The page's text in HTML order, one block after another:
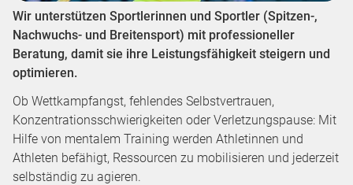
Wir unterstützen Sportlerinnen und Sportler (Spitzen-,
Nachwuchs- und Breitensport) mit professioneller
Beratung, damit sie ihre Leistungsfähigkeit steigern und
optimieren.
Ob Wettkampfangst, fehlendes Selbstvertrauen,
Konzentrationsschwierigkeiten oder Verletzungspause: Mit
Hilfe von mentalem Training werden Athletinnen und
Athleten befähigt, Ressourcen zu mobilisieren und jederzeit
selbständig zu agieren.